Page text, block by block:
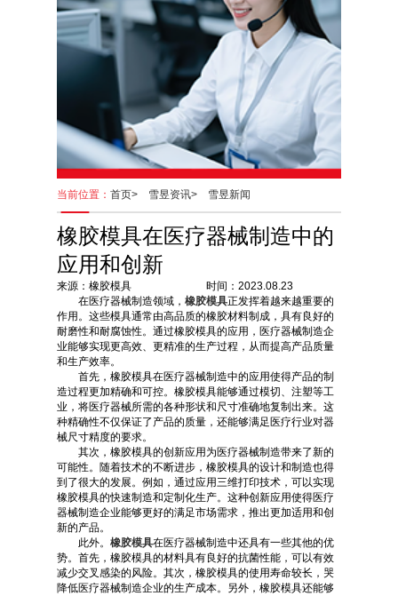
当前位置： 首页> 雪昱资讯> 雪昱新闻
橡胶模具在医疗器械制造中的
应用和创新
来源：橡胶模具 时间：2023.08.23
在医疗器械制造领域， 橡胶模具正发挥着越来越重要的
作用。这些模具通常由高品质的橡胶材料制成，具有良好的
耐磨性和耐腐蚀性。通过橡胶模具的应用，医疗器械制造企
业能够实现更高效、更精准的生产过程，从而提高产品质量
和生产效率。
首先，橡胶模具在医疗器械制造中的应用使得产品的制
造过程更加精确和可控。橡胶模具能够通过模切、注塑等工
业，将医疗器械所需的各种形状和尺寸准确地复制出来。这
种精确性不仅保证了产品的质量，还能够满足医疗行业对器
械尺寸精度的要求。
其次，橡胶模具的创新应用为医疗器械制造带来了新的
可能性。随着技术的不断进步，橡胶模具的设计和制造也得
到了很大的发展。例如，通过应用三维打印技术，可以实现
橡胶模具的快速制造和定制化生产。这种创新应用使得医疗
器械制造企业能够更好的满足市场需求，推出更加适用和创
新的产品。
此外。 橡胶模具在医疗器械制造中还具有一些其他的优
势。首先，橡胶模具的材料具有良好的抗菌性能，可以有效
减少交叉感染的风险。其次，橡胶模具的使用寿命较长，哭
降低医疗器械制造企业的生产成本。另外，橡胶模具还能够